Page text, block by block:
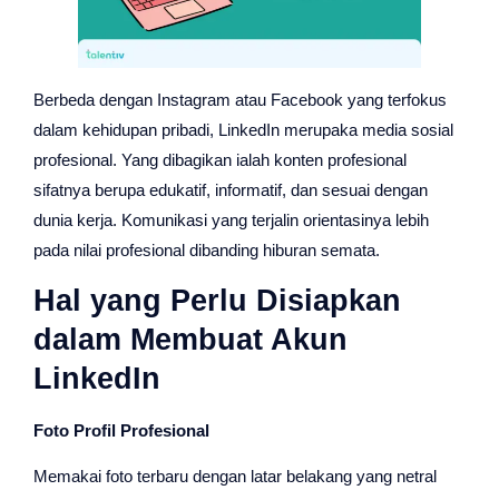
Berbeda dengan Instagram atau Facebook yang terfokus
dalam kehidupan pribadi, LinkedIn merupaka media sosial
profesional. Yang dibagikan ialah konten profesional
sifatnya berupa edukatif, informatif, dan sesuai dengan
dunia kerja. Komunikasi yang terjalin orientasinya lebih
pada nilai profesional dibanding hiburan semata.
Hal yang Perlu Disiapkan
dalam Membuat Akun
LinkedIn
Foto Profil Profesional
Memakai foto terbaru dengan latar belakang yang netral